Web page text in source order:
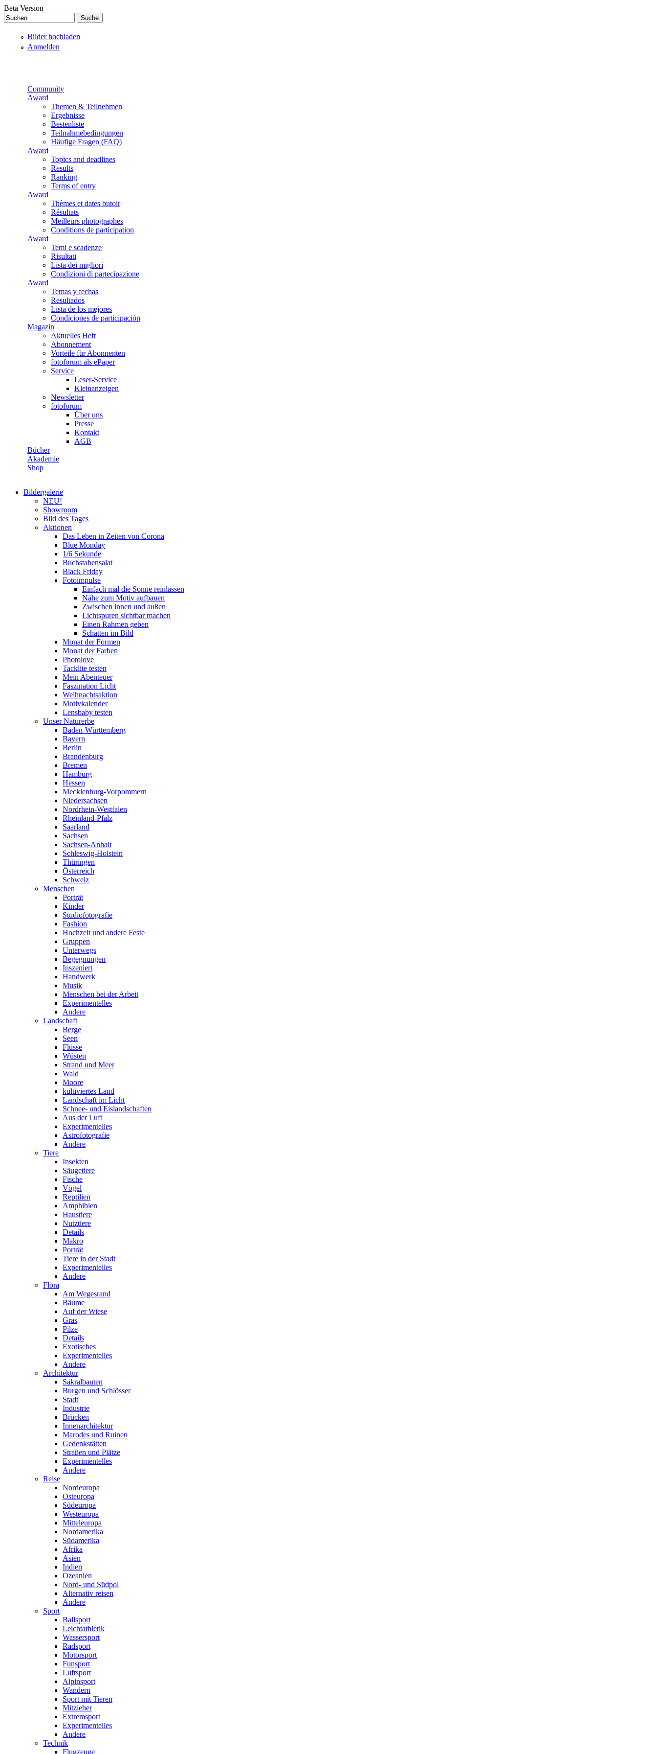
Direkt zum Inhalt
Beta Version
Suchen
Bilder hochladen
Anmelden
Community
Award
Themen & Teilnehmen
Ergebnisse
Bestenliste
Teilnahmebedingungen
Häufige Fragen (FAQ)
Award
Topics and deadlines
Results
Ranking
Terms of entry
Award
Thèmes et dates butoir
Résultats
Meilleurs photographes
Conditions de participation
Award
Temi e scadenze
Risultati
Lista dei migliori
Condizioni di partecipazione
Award
Temas y fechas
Resultados
Lista de los mejores
Condiciones de participación
Magazin
Aktuelles Heft
Abonnement
Vorteile für Abonnenten
fotoforum als ePaper
Service
Leser-Service
Kleinanzeigen
Newsletter
fotoforum
Über uns
Presse
Kontakt
AGB
Bücher
Akademie
Shop
Bildergalerie
NEU!
Showroom
Bild des Tages
Aktionen
Das Leben in Zeiten von Corona
Blue Monday
1/6 Sekunde
Buchstabensalat
Black Friday
Fotoimpulse
Einfach mal die Sonne reinlassen
Nähe zum Motiv aufbauen
Zwischen innen und außen
Lichtspuren sichtbar machen
Einen Rahmen geben
Schatten im Bild
Monat der Formen
Monat der Farben
Photolove
Tacklite testen
Mein Abenteuer
Faszination Licht
Weihnachtsaktion
Motivkalender
Lensbaby testen
Unser Naturerbe
Baden-Württemberg
Bayern
Berlin
Brandenburg
Bremen
Hamburg
Hessen
Mecklenburg-Vorpommern
Niedersachsen
Nordrhein-Westfalen
Rheinland-Pfalz
Saarland
Sachsen
Sachsen-Anhalt
Schleswig-Holstein
Thüringen
Österreich
Schweiz
Menschen
Porträt
Kinder
Studiofotografie
Fashion
Hochzeit und andere Feste
Gruppen
Unterwegs
Begegnungen
Inszeniert
Handwerk
Musik
Menschen bei der Arbeit
Experimentelles
Andere
Landschaft
Berge
Seen
Flüsse
Wüsten
Strand und Meer
Wald
Moore
kultiviertes Land
Landschaft im Licht
Schnee- und Eislandschaften
Aus der Luft
Experimentelles
Astrofotografie
Andere
Tiere
Insekten
Säugetiere
Fische
Vögel
Reptilien
Amphibien
Haustiere
Nutztiere
Details
Makro
Porträt
Tiere in der Stadt
Experimentelles
Andere
Flora
Am Wegesrand
Bäume
Auf der Wiese
Gras
Pilze
Details
Exotisches
Experimentelles
Andere
Architektur
Sakralbauten
Burgen und Schlösser
Stadt
Industrie
Brücken
Innenarchitektur
Marodes und Ruinen
Gedenkstätten
Straßen und Plätze
Experimentelles
Andere
Reise
Nordeuropa
Osteuropa
Südeuropa
Westeuropa
Mitteleuropa
Nordamerika
Südamerika
Afrika
Asien
Indien
Ozeanien
Nord- und Südpol
Alternativ reisen
Andere
Sport
Ballsport
Leichtathletik
Wassersport
Radsport
Motorsport
Funsport
Luftsport
Alpinsport
Wandern
Sport mit Tieren
Mitzieher
Extremsport
Experimentelles
Andere
Technik
Flugzeuge